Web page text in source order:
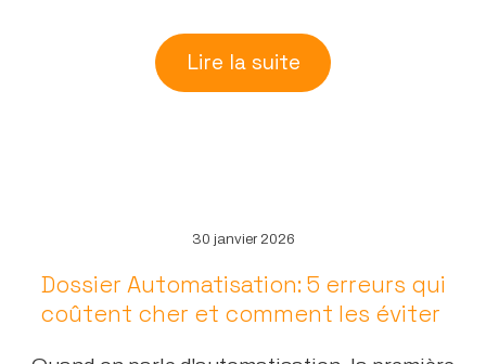
Lire la suite
30 janvier 2026
Dossier Automatisation: 5 erreurs qui
coûtent cher et comment les éviter